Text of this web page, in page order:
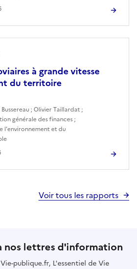
à grande vitesse
du territoire
;Olivier Taillardat ;
générale des finances ;
l'environnement et du
Voir tous les rapports
nos lettres d'information
publique.fr, L'essentiel de Vie